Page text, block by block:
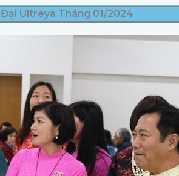
Đại Ultreya Tháng 01/2024